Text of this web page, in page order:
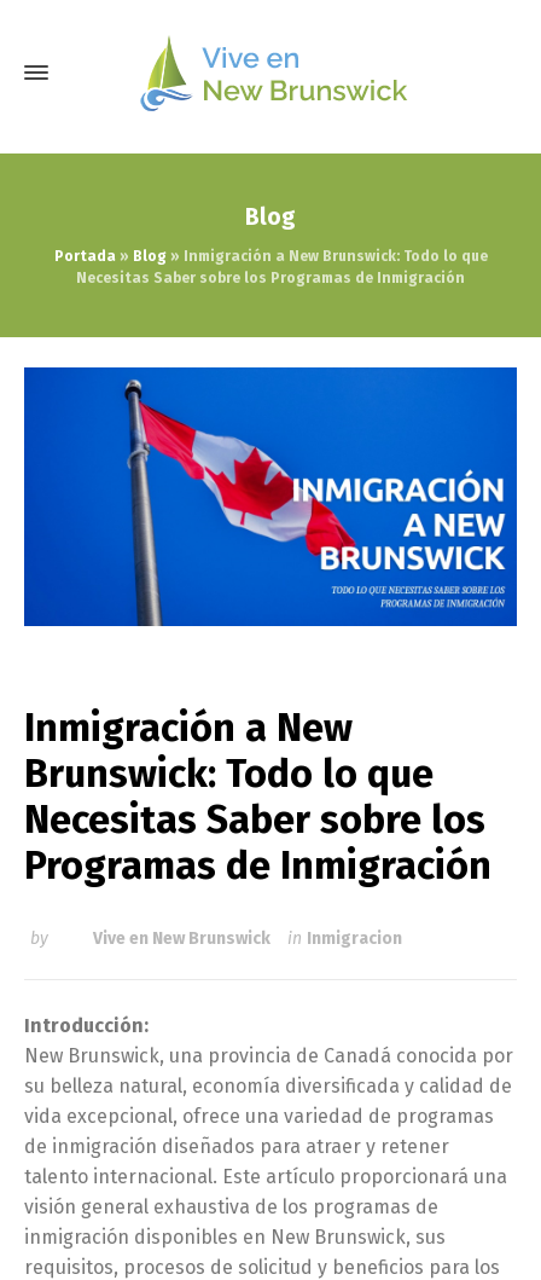
Blog
Portada» Blog»
Inmigración a New Brunswick: Todo lo que
Necesitas Saber sobre los Programas de Inmigración
Inmigración a New
Brunswick: Todo lo que
Necesitas Saber sobre los
Programas de Inmigración
by Vive en New Brunswick in Inmigracion
Introducción:
New Brunswick, una provincia de Canadá conocida por
su belleza natural, economía diversificada y calidad de
vida excepcional, ofrece una variedad de programas
de inmigración diseñados para atraer y retener
talento internacional. Este artículo proporcionará una
visión general exhaustiva de los programas de
inmigración disponibles en New Brunswick, sus
requisitos, procesos de solicitud y beneficios para los